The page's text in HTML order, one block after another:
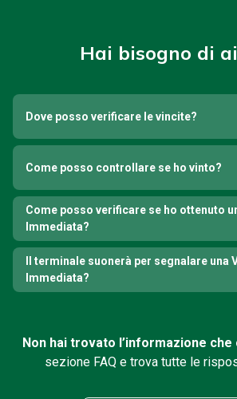
Hai bisogno di
Dove posso verificare le vincite?
Come posso controllare se ho vinto?
Come posso verificare se ho ottenuto
Immediata?
Il terminale suonerà per segnalare una
Immediata?
Non hai trovato l’informazione che
sezione FAQ e trova tutte le